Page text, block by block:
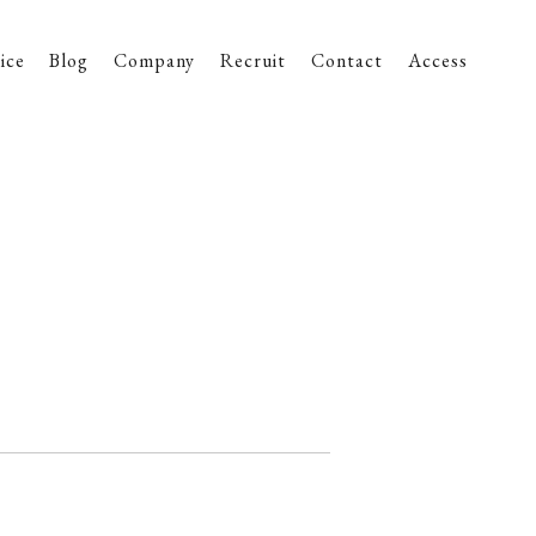
Blog Company Recruit Contact Access